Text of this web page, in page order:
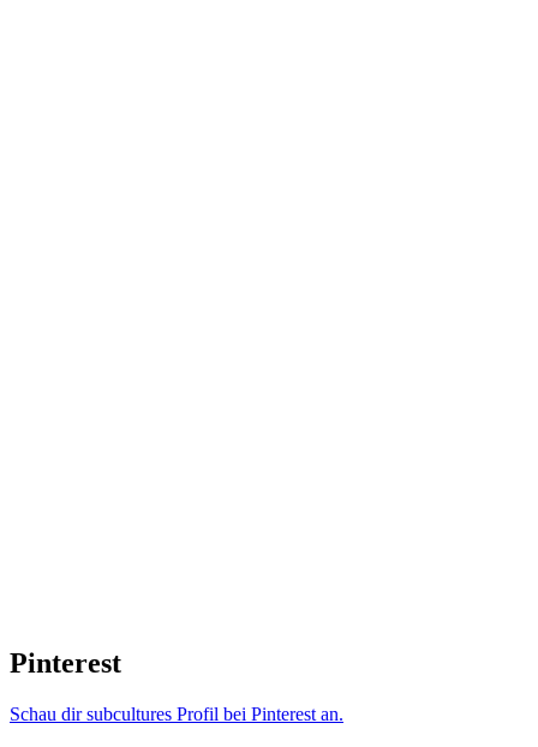
Pinterest
Schau dir subcultures Profil bei Pinterest an.